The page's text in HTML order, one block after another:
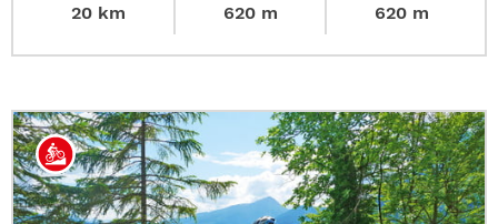
20 km
620 m
620 m